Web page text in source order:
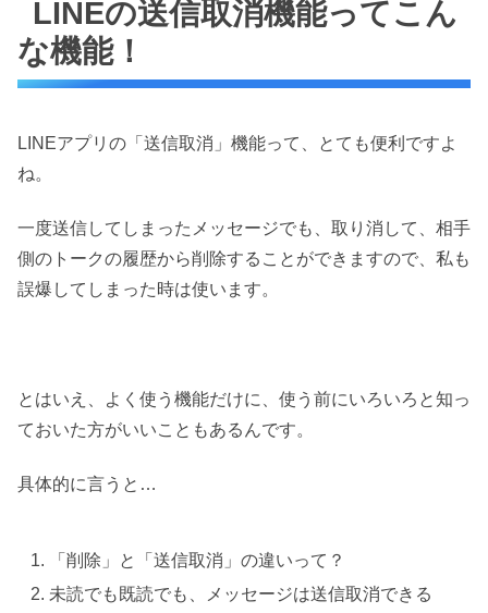
LINEの送信取消機能ってこん
な機能！
LINEアプリの「送信取消」機能って、とても便利ですよ
ね。
一度送信してしまったメッセージでも、取り消して、相手
側のトークの履歴から削除することができますので、私も
誤爆してしまった時は使います。
とはいえ、よく使う機能だけに、使う前にいろいろと知っ
ておいた方がいいこともあるんです。
具体的に言うと…
「削除」と「送信取消」の違いって？
未読でも既読でも、メッセージは送信取消できる